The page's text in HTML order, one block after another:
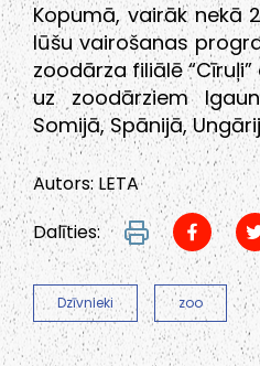
Kopumā, vairāk nekā
lūšu vairošanas
zoodārza filiālē
uz zoodārziem
Somijā, Spānijā,
Autors: LETA
Dalīties:
Dzīvnieki zoo